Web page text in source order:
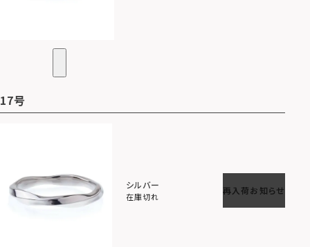
17号
シルバー
在庫切れ
再入荷お知らせ